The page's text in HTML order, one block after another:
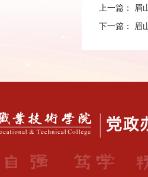
上一篇： 眉
下一篇： 眉